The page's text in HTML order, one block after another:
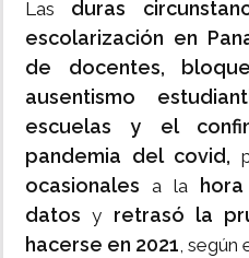
Las duras
escolarización en
de docentes,
ausentismo
escuelas y el
pandemia del covid,
ocasionales a lahora
datos y retrasó la
hacerse en 2021, según